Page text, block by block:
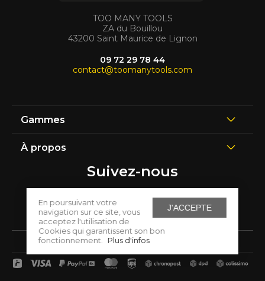
J'ACCEPTE
En poursuivant votre
navigation sur ce site, vous
acceptez l'utilisation de
Cookies qui garantissent son bon
fonctionnement.
Plus d'infos
TOO MANY TOOLS
ZA du Bouillou
43200 Saint Maurice de Lignon
09 72 29 78 44
contact@toomanytools.com
Gammes
À propos
Suivez-nous